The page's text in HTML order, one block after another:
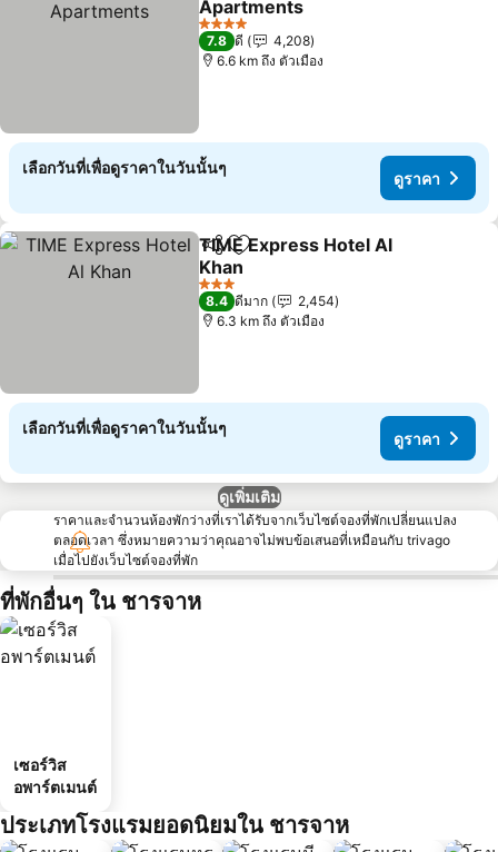
Apartments
4 ดาว
7.8 ดี
4,208
6.6 km ถึง ตัวเมือง
เลือกวันที่เพื่อดูราคาในวันนั้นๆ
ดูราคา
แชร์ เพิ่มในรายการโปรด
TIME Express Hotel Al
Khan
3 ดาว
8.4 ดีมาก
2,454
6.3 km ถึง ตัวเมือง
เลือกวันที่เพื่อดูราคาในวันนั้นๆ
ดูราคา
ดูเพิ่มเติม
ราคาและจำนวนห้องพักว่างที่เราได้รับจากเว็บไซต์จองที่พักเปลี่ยนแปลง
ตลอดเวลา ซึ่งหมายความว่าคุณอาจไม่พบข้อเสนอที่เหมือนกับ trivago
เมื่อไปยังเว็บไซต์จองที่พัก
ที่พักอื่นๆ ใน ชารจาห
เซอร์วิส
อพาร์ตเมนต์
ประเภทโรงแรมยอดนิยมใน ชารจาห